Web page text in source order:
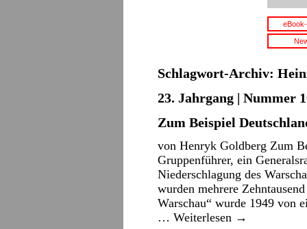
Schlagwort-Archiv:
23. Jahrgang | Nummer
Zum Beispiel
von Henryk Goldberg Zum
Gruppenführer, ein
Niederschlagung des
wurden mehrere
Warschau“ wurde 1949 von
… Weiterlesen →